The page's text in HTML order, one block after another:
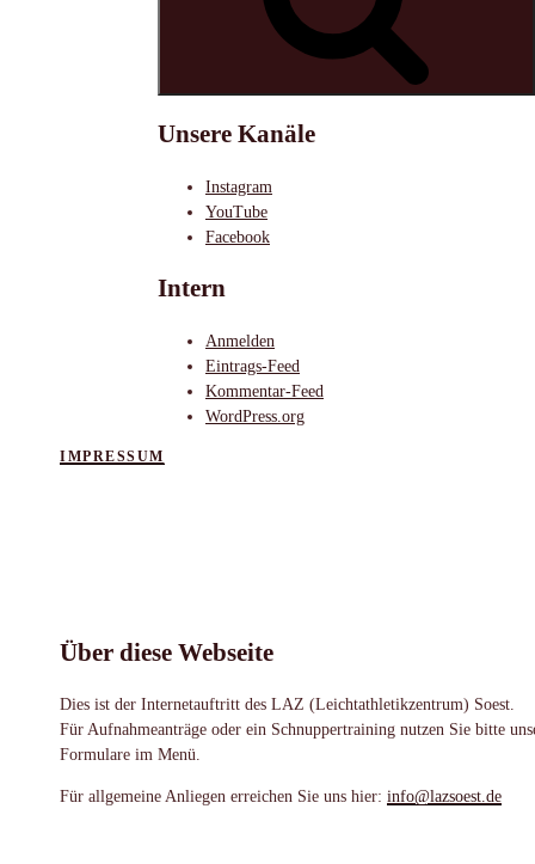
Unsere Kanäle
Instagram
YouTube
Facebook
Intern
Anmelden
Eintrags-Feed
Kommentar-Feed
WordPress.org
IMPRESSUM
Über diese Webseite
Dies ist der Internetauftritt des LAZ (Leichtathletikzentrum) Soest.
Für Aufnahmeanträge oder ein Schnuppertraining nutzen Sie bitte
Formulare im Menü.
Für allgemeine Anliegen erreichen Sie uns hier: info@lazsoest.de